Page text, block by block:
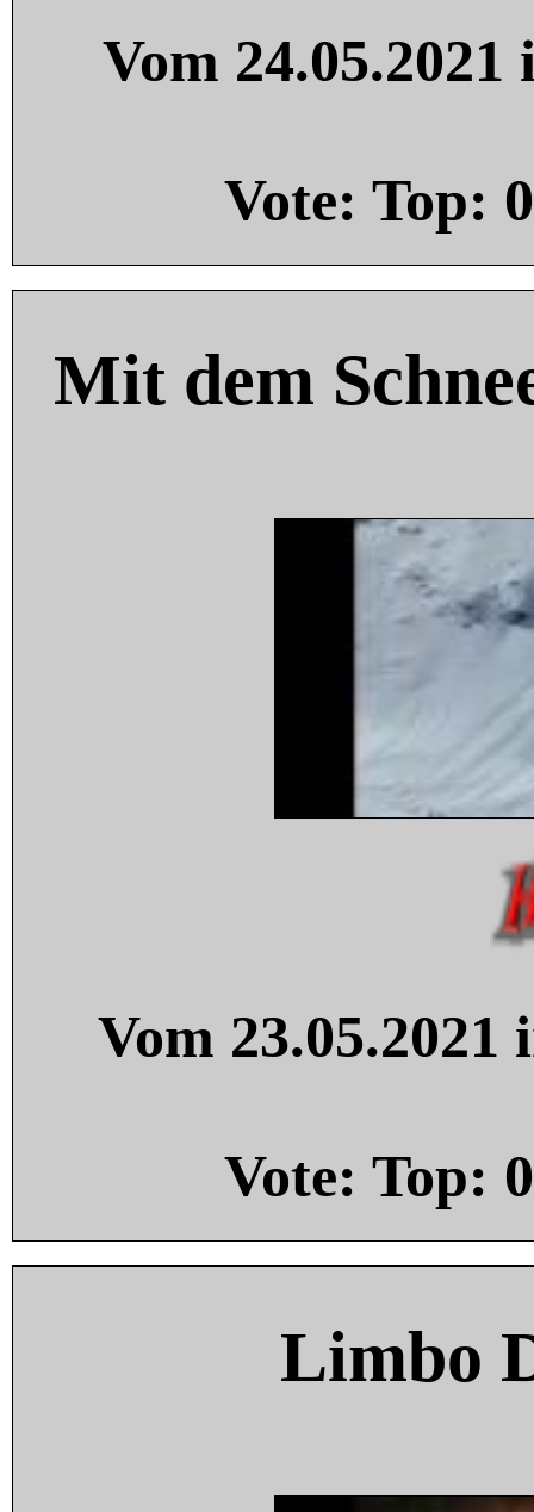
Vom
Vote: Top: 0
Mit dem
Vom
Vote: Top: 0
Limbo